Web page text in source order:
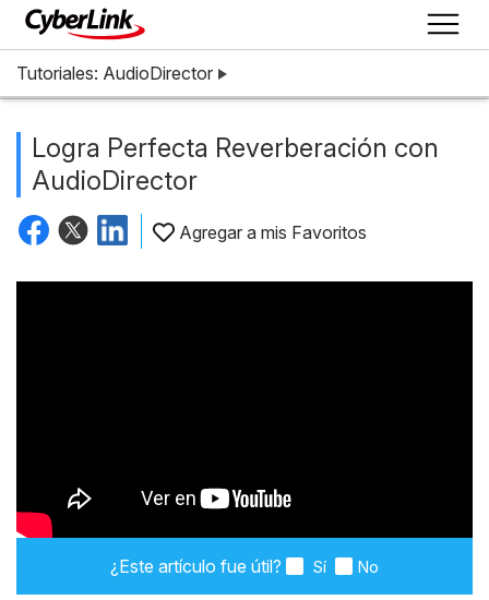
Tutoriales: AudioDirector
Logra Perfecta Reverberación con
AudioDirector
Agregar a mis Favoritos
¿Este artículo fue útil? Sí No